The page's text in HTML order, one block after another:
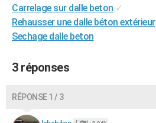
FORUM
Carrelage sur dalle beton ✓
Rehausser une dalle béton extérieur
Sechage dalle beton
3 réponses
RÉPONSE 1 / 3